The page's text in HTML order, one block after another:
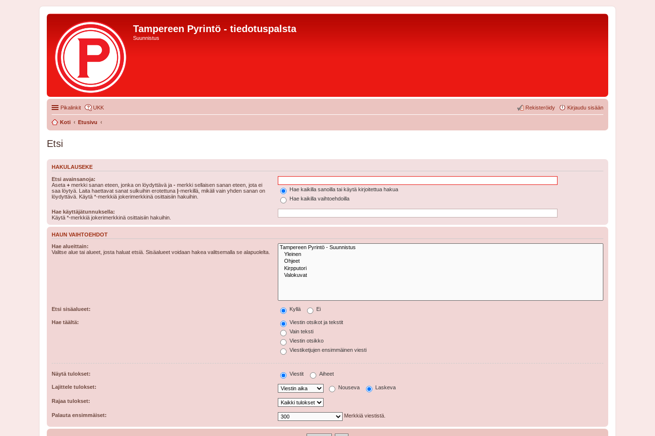
Tampereen Pyrintö - tiedotuspalsta
Suunnistus
Pikalinkit UKK Kirjaudu sisään
Rekisteröidy
Koti Etusivu
Etsi
HAKULAUSEKE
Etsi avainsanoja:
Aseta + merkki sanan eteen, jonka on löydyttävä ja - merkki sellaisen sanan eteen, jota ei
saa löytyä. Laita haettavat sanat sulkuihin erotettuna |-merkillä, mikäli vain yhden sanan on
löydyttävä. Käytä *-merkkiä jokerimerkkinä osittaisiin hakuihin.
Hae kaikilla sanoilla tai käytä kirjoitettua hakua
Hae kaikilla vaihtoehdoilla
Hae käyttäjätunnuksella:
Käytä *-merkkiä jokerimerkkinä osittaisiin hakuihin.
HAUN VAIHTOEHDOT
Hae alueittain:
Valitse alue tai alueet, josta haluat etsiä. Sisäalueet voidaan hakea valitsemalla se alapuolelta.
Etsi sisäalueet: Kyllä Ei
Hae täältä:
Viestin otsikot ja tekstit
Vain teksti
Viestin otsikko
Viestiketjujen ensimmäinen viesti
Näytä tulokset: Viestit Aiheet
Lajittele tulokset: Nouseva Laskeva
Rajaa tulokset:
Palauta ensimmäiset: Merkkiä viestistä.